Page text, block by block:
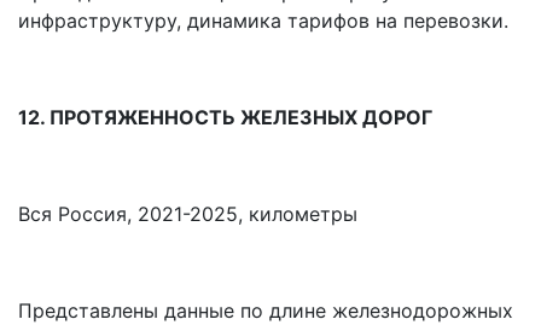
инфраструктуру, динамика тарифов на перевозки.
12. ПРОТЯЖЕННОСТЬ ЖЕЛЕЗНЫХ ДОРОГ
Вся Россия, 2021-2025, километры
Представлены данные по длине железнодорожных